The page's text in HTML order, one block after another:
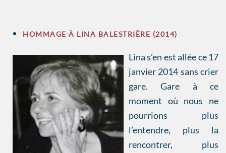
HOMMAGE À LINA BALESTRIÈRE (2014)
Lina s’en est allée ce 17
janvier 2014 sans crier
gare. Gare à ce
moment où nous ne
pourrions plus
l’entendre, plus la
rencontrer, plus